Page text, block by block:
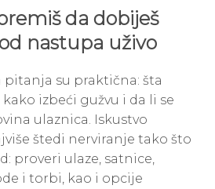
da dobiješ
nastupa uživo
pitanja su praktična: šta
izbeći gužvu i da li se
ulaznica. Iskustvo
štedi nerviranje tako što
proveri ulaze, satnice,
i torbi, kao i opcije